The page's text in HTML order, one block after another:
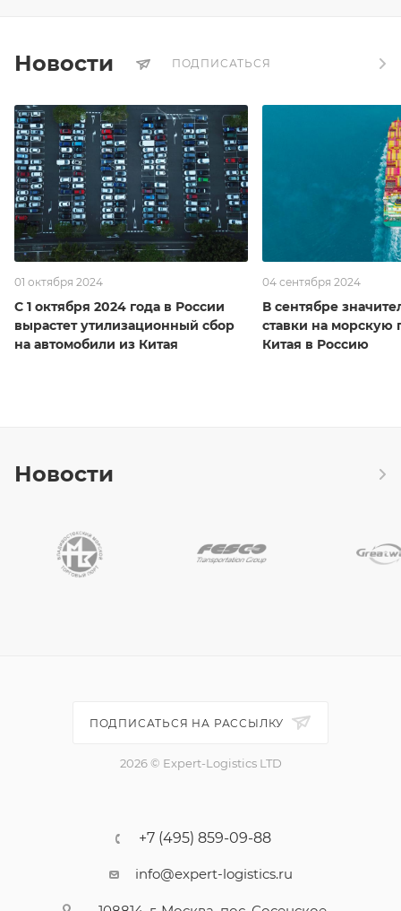
Новости ПОДПИСАТЬСЯ
01 октября 2024
С 1 октября 2024 года в России
вырастет утилизационный сбор
на автомобили из Китая
04 сентября 2024
В сентябре
ставки на морскую
Китая в Россию
Новости
ПОДПИСАТЬСЯ НА РАССЫЛКУ
2026 © Expert-Logistics LTD
+7 (495) 859-09-88
info@expert-logistics.ru